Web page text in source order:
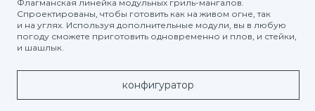
Флагманская линейка модульных гриль-мангалов.
Спроектированы, чтобы готовить как на живом огне, так
и на углях. Используя дополнительные модули, вы в любую
погоду сможете приготовить одновременно и плов, и стейки,
и шашлык.
конфигуратор